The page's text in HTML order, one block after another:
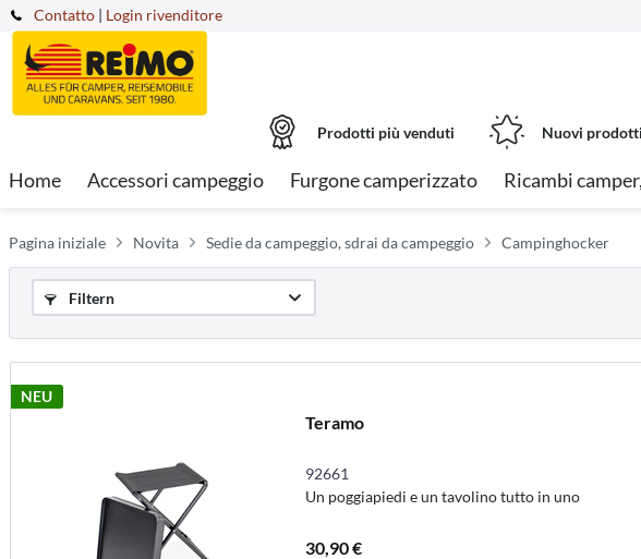
Contatto | Login rivenditore
Prodotti più venduti Nuovi prodotti
Home Accessori campeggio Furgone camperizzato Ricambi
Pagina iniziale Novita Sedie da campeggio, sdrai da campeggio Campinghocker
Filtern
NEU
Teramo
92661
Un poggiapiedi e un tavolino tutto in uno
30,90 €